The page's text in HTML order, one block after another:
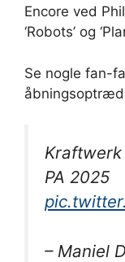
Encore ved
‘Robots’ og
Se nogle fan-
PA 2025
– Maniel